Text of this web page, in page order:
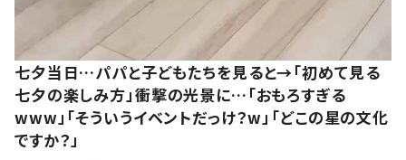
七夕当日…パパと子どもたちを見ると→「初めて見る
七夕の楽しみ方」衝撃の光景に…「おもろすぎる
www」「そういうイベントだっけ？w」「どこの星の文化
ですか？」